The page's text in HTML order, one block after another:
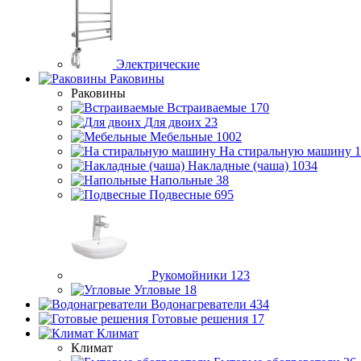
Электрические
Раковины
Раковины
Встраиваемые 170
Для двоих 23
Мебельные 1002
На стиральную машину
Накладные (чаша) 1034
Напольные 38
Подвесные 695
Рукомойники 123
Угловые 18
Водонагреватели 434
Готовые решения 17
Климат
Климат